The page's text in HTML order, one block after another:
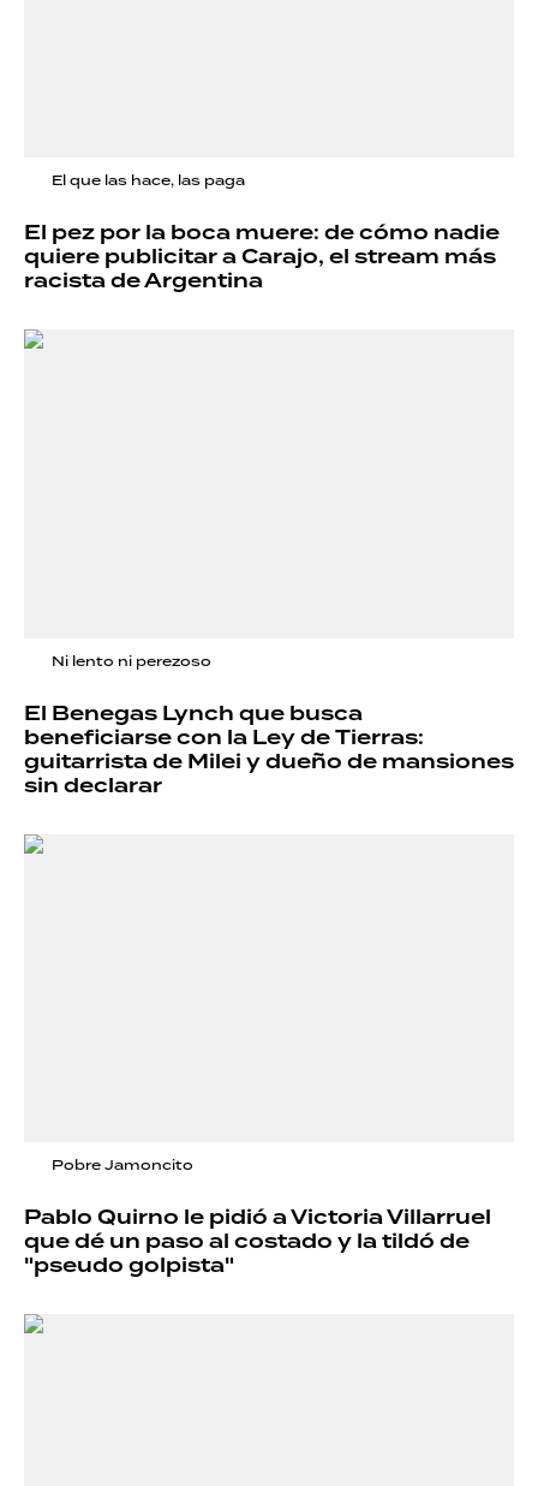
El que las hace, las paga
El pez por la boca muere: de cómo nadie
quiere publicitar a Carajo, el stream más
racista de Argentina
Ni lento ni perezoso
El Benegas Lynch que busca
beneficiarse con la Ley de Tierras:
guitarrista de Milei y dueño de mansiones
sin declarar
Pobre Jamoncito
Pablo Quirno le pidió a Victoria Villarruel
que dé un paso al costado y la tildó de
"pseudo golpista"